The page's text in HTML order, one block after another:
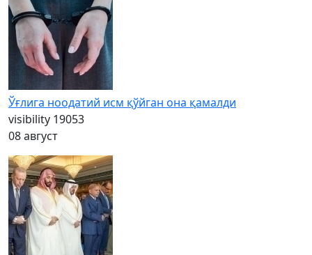
Ўғлига ноодатий исм қўйган она қамалди
visibility 19053
08 август